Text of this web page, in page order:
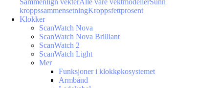
Sammenlign vekterAlle våre vektmodellerSunn
kroppssammensetningKroppsfettprosent
Klokker
ScanWatch Nova
ScanWatch Nova Brilliant
ScanWatch 2
ScanWatch Light
Mer
Funksjoner i klokkøkosystemet
Armbånd